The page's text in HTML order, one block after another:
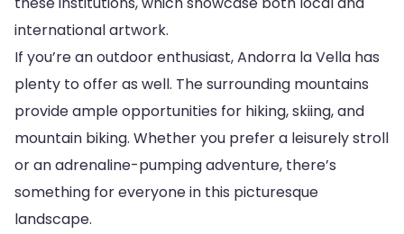
international artwork.
If you’re an outdoor enthusiast, Andorra la Vella has
plenty to offer as well. The surrounding mountains
provide ample opportunities for hiking, skiing, and
mountain biking. Whether you prefer a leisurely stroll
or an adrenaline-pumping adventure, there’s
something for everyone in this picturesque
landscape.